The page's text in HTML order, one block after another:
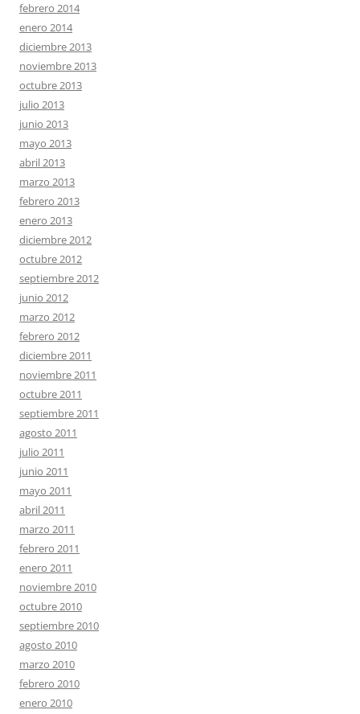
febrero 2014
enero 2014
diciembre 2013
noviembre 2013
octubre 2013
julio 2013
junio 2013
mayo 2013
abril 2013
marzo 2013
febrero 2013
enero 2013
diciembre 2012
octubre 2012
septiembre 2012
junio 2012
marzo 2012
febrero 2012
diciembre 2011
noviembre 2011
octubre 2011
septiembre 2011
agosto 2011
julio 2011
junio 2011
mayo 2011
abril 2011
marzo 2011
febrero 2011
enero 2011
noviembre 2010
octubre 2010
septiembre 2010
agosto 2010
marzo 2010
febrero 2010
enero 2010